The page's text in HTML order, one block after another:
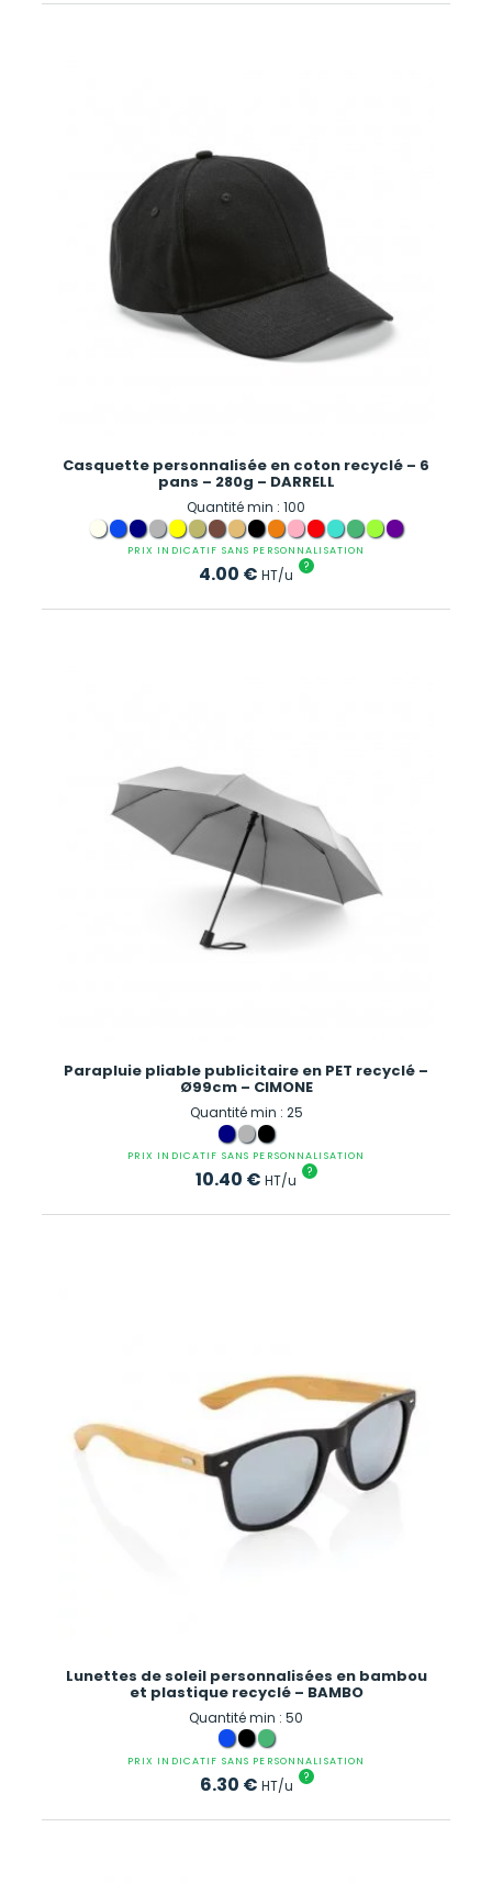
Casquette personnalisée en coton recyclé – 6
pans – 280g – DARRELL
Quantité min : 100
PRIX INDICATIF SANS PERSONNALISATION
4.00 € HT/u ?
Parapluie pliable publicitaire en PET recyclé –
Ø99cm – CIMONE
Quantité min : 25
PRIX INDICATIF SANS PERSONNALISATION
10.40 € HT/u ?
Lunettes de soleil personnalisées en bambou
et plastique recyclé – BAMBO
Quantité min : 50
PRIX INDICATIF SANS PERSONNALISATION
6.30 € HT/u ?